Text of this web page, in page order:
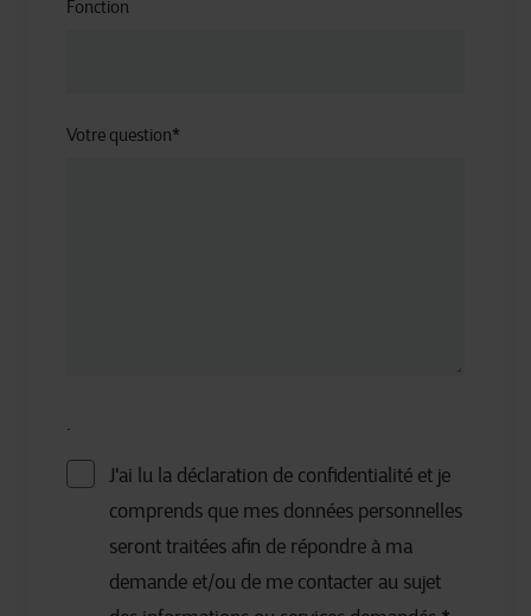
Fonction
Votre question*
.
J'ai lu la déclaration de confidentialité et je
comprends que mes données personnelles
seront traitées afin de répondre à ma
demande et/ou de me contacter au sujet